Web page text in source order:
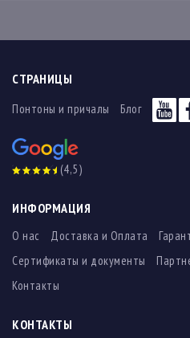
СТРАНИЦЫ
Понтоны и причалы Блог
(4,5)
ИНФОРМАЦИЯ
О нас Доставка и Оплата
Сертификаты и документы
Контакты
КОНТАКТЫ